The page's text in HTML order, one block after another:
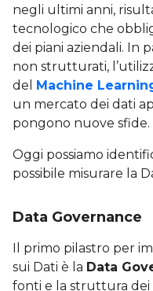
negli ultimi anni,
tecnologico che
dei piani aziendali. In
non strutturati,
del Machine
un mercato dei dati
pongono nuove sfide.
Oggi possiamo
possibile misurare la
Data Governance
Il primo pilastro per
sui Dati è la Data
fonti e la struttura dei